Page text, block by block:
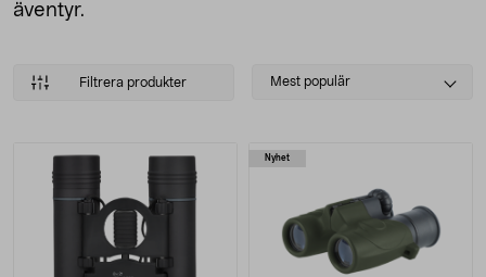
äventyr.
Filtrera produkter
Select
Mest populär
Produkter Nyhet